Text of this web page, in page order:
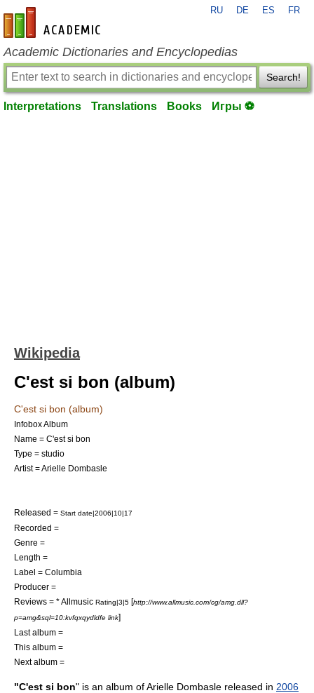
en-academic.com
RU DE ES FR
Academic Dictionaries and Encyclopedias
Search!
Interpretations Translations Books Игры ⚽
Wikipedia
C'est si bon (album)
C'est si bon (album)
Infobox Album
Name = C'est si bon
Type = studio
Artist = Arielle Dombasle
Released = Start date|2006|10|17
Recorded =
Genre =
Length =
Label = Columbia
Producer =
Reviews = *Allmusic Rating|3|5 [http://www.allmusic.com/cg/amg.dll?
p=amg&sql=10:kvfqxqydldfe link]
Last album =
This album =
Next album =
"C'est si bon" is an album ofArielle Dombasle released in 2006